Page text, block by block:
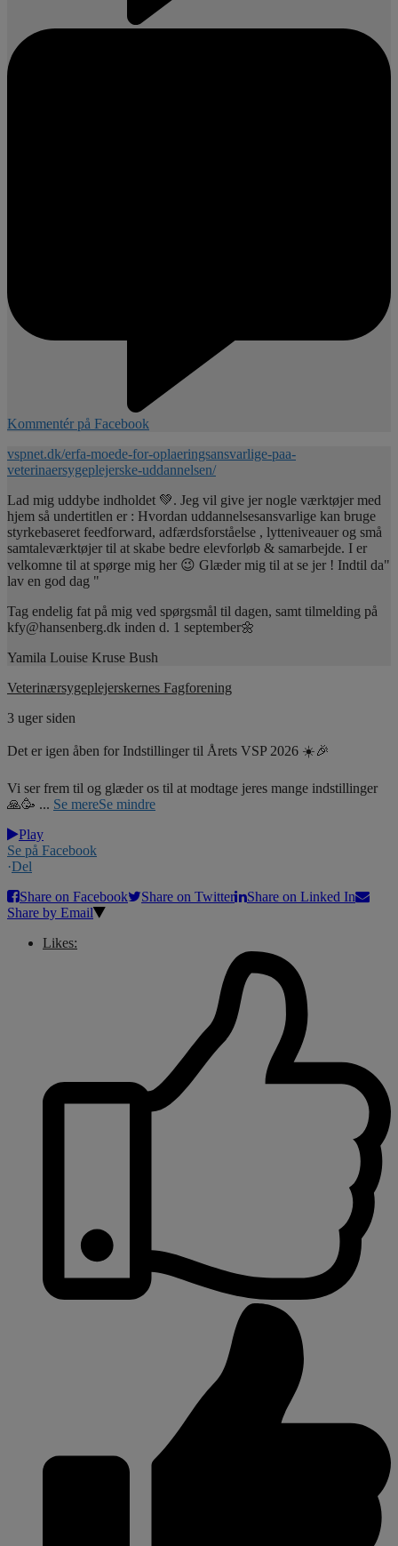
Kommentér på Facebook
vspnet.dk/erfa-moede-for-oplaeringsansvarlige-paa-
veterinaersygeplejerske-uddannelsen/
Lad mig uddybe indholdet 💚. Jeg vil give jer nogle værktøjer med
hjem så undertitlen er : Hvordan uddannelsesansvarlige kan bruge
styrkebaseret feedforward, adfærdsforståelse , lytteniveauer og små
samtaleværktøjer til at skabe bedre elevforløb & samarbejde. I er
velkomne til at spørge mig her 😉 Glæder mig til at se jer ! Indtil da"
lav en god dag "
Tag endelig fat på mig ved spørgsmål til dagen, samt tilmelding på
kfy@hansenberg.dk inden d. 1 september🌼
Yamila Louise Kruse Bush
Veterinærsygeplejerskernes Fagforening
3 uger siden
Det er igen åben for Indstillinger til Årets VSP 2026 ☀️🎉
Vi ser frem til og glæder os til at modtage jeres mange indstillinger
🙏🥳 ... Se mereSe mindre
Play
Se på Facebook
·Del
Share on Facebook
Share on Twitter
Share on Linked In
Share by Email
Likes: